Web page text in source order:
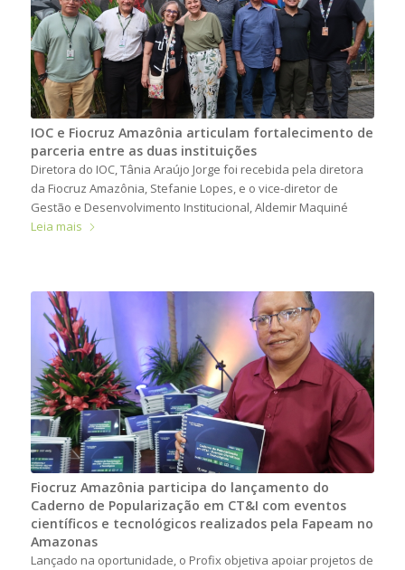
IOC e Fiocruz Amazônia articulam fortalecimento de
parceria entre as duas instituições
Diretora do IOC, Tânia Araújo Jorge foi recebida pela diretora
da Fiocruz Amazônia, Stefanie Lopes, e o vice-diretor de
Gestão e Desenvolvimento Institucional, Aldemir Maquiné
Leia mais
Fiocruz Amazônia participa do lançamento do
Caderno de Popularização em CT&I com eventos
científicos e tecnológicos realizados pela Fapeam no
Amazonas
Lançado na oportunidade, o Profix objetiva apoiar projetos de